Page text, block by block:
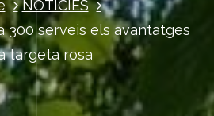
NOTICIES
300 serveis els avantatges
targeta rosa